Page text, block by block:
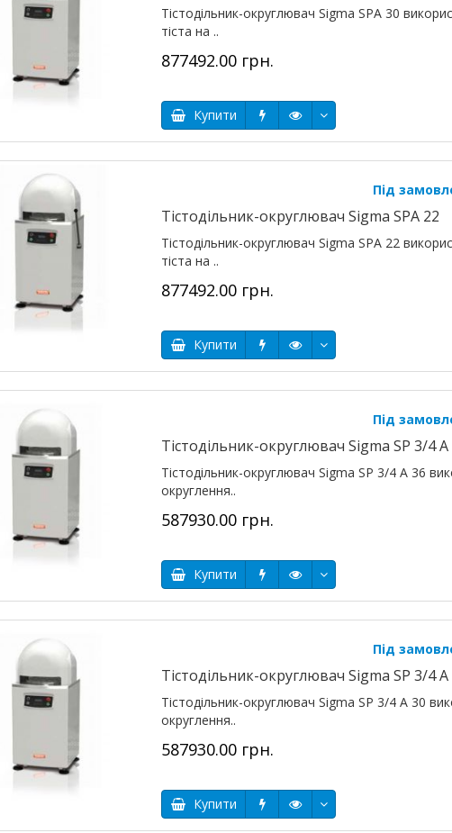
Тістодільник-округлювач Sigma SPA 30
тіста на ..
877492.00 грн.
Купити
Під
Тістодільник-округлювач Sigma SPA 22
Тістодільник-округлювач Sigma SPA 22
тіста на ..
877492.00 грн.
Купити
Під
Тістодільник-округлювач Sigma SP 3/4 A
Тістодільник-округлювач Sigma SP 3/4 A 36
округлення..
587930.00 грн.
Купити
Під
Тістодільник-округлювач Sigma SP 3/4 A
Тістодільник-округлювач Sigma SP 3/4 A 30
округлення..
587930.00 грн.
Купити